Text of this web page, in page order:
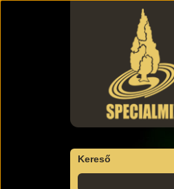
Kereső